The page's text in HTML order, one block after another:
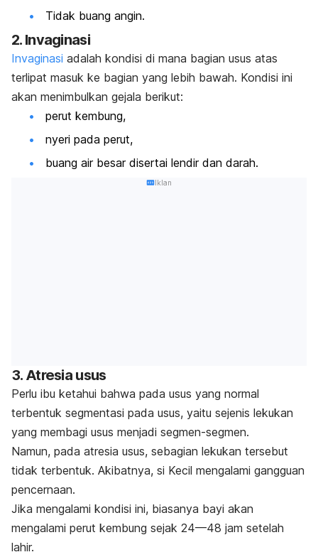
Tidak buang angin.
2. Invaginasi
Invaginasi adalah kondisi di mana bagian usus atas
terlipat masuk ke bagian yang lebih bawah. Kondisi ini
akan menimbulkan gejala berikut:
perut kembung,
nyeri pada perut,
buang air besar disertai lendir dan darah.
Iklan
3. Atresia usus
Perlu ibu ketahui bahwa pada usus yang normal
terbentuk segmentasi pada usus, yaitu sejenis lekukan
yang membagi usus menjadi segmen-segmen.
Namun, pada atresia usus, sebagian lekukan tersebut
tidak terbentuk. Akibatnya, si Kecil mengalami gangguan
pencernaan.
Jika mengalami kondisi ini, biasanya bayi akan
mengalami perut kembung sejak 24—48 jam setelah
lahir.